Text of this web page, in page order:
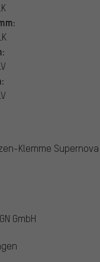
Klemme Supernova
GmbH